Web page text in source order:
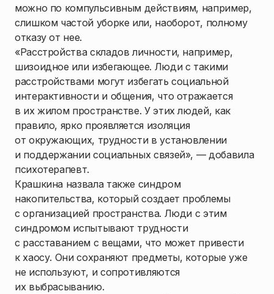
можно по компульсивным действиям, например,
слишком частой уборке или, наоборот, полному
отказу от нее.
«Расстройства складов личности, например,
шизоидное или избегающее. Люди с такими
расстройствами могут избегать социальной
интерактивности и общения, что отражается
в их жилом пространстве. У этих людей, как
правило, ярко проявляется изоляция
от окружающих, трудности в установлении
и поддержании социальных связей», — добавила
психотерапевт.
Крашкина назвала также синдром
накопительства, который создает проблемы
с организацией пространства. Люди с этим
синдромом испытывают трудности
с расставанием с вещами, что может привести
к хаосу. Они сохраняют предметы, которые уже
не используют, и сопротивляются
их выбрасыванию.